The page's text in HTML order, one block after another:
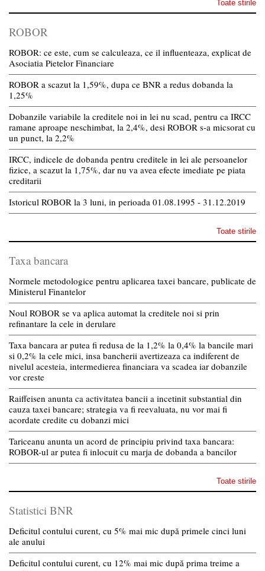
Toate stirile
ROBOR
ROBOR: ce este, cum se calculeaza, ce il influenteaza, explicat de
Asociatia Pietelor Financiare
ROBOR a scazut la 1,59%, dupa ce BNR a redus dobanda la
1,25%
Dobanzile variabile la creditele noi in lei nu scad, pentru ca IRCC
ramane aproape neschimbat, la 2,4%, desi ROBOR s-a micsorat cu
un punct, la 2,2%
IRCC, indicele de dobanda pentru creditele in lei ale persoanelor
fizice, a scazut la 1,75%, dar nu va avea efecte imediate pe piata
creditarii
Istoricul ROBOR la 3 luni, in perioada 01.08.1995 - 31.12.2019
Toate stirile
Taxa bancara
Normele metodologice pentru aplicarea taxei bancare, publicate de
Ministerul Finantelor
Noul ROBOR se va aplica automat la creditele noi si prin
refinantare la cele in derulare
Taxa bancara ar putea fi redusa de la 1,2% la 0,4% la bancile mari
si 0,2% la cele mici, insa bancherii avertizeaza ca indiferent de
nivelul acesteia, intermedierea financiara va scadea iar dobanzile
vor creste
Raiffeisen anunta ca activitatea bancii a incetinit substantial din
cauza taxei bancare; strategia va fi reevaluata, nu vor mai fi
acordate credite cu dobanzi mici
Tariceanu anunta un acord de principiu privind taxa bancara:
ROBOR-ul ar putea fi inlocuit cu marja de dobanda a bancilor
Toate stirile
Statistici BNR
Deficitul contului curent, cu 5% mai mic după primele cinci luni
ale anului
Deficitul contului curent, cu 12% mai mic după prima treime a